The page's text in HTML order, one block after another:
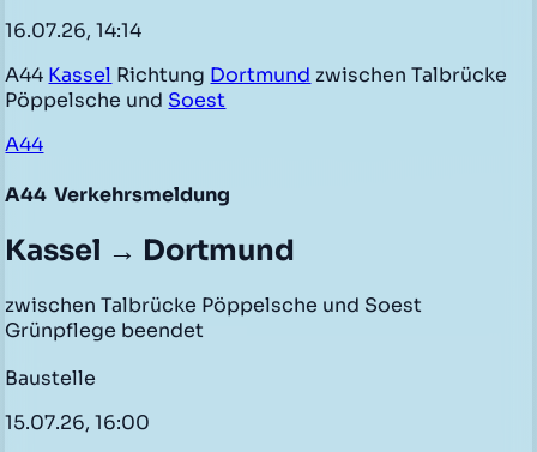
16.07.26, 14:14
A44 Kassel Richtung Dortmund zwischen Talbrücke
Pöppelsche und Soest
A44
A44 Verkehrsmeldung
Kassel → Dortmund
zwischen Talbrücke Pöppelsche und Soest
Grünpflege beendet
Baustelle
15.07.26, 16:00